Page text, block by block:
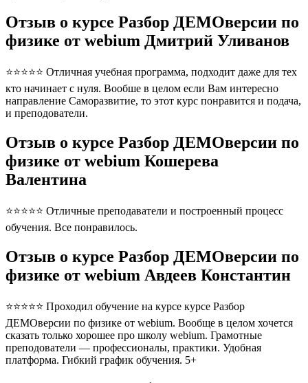
Отзыв о курсе Разбор ДЕМОверсии по
физике от webium Дмитрий Уливанов
⭐⭐⭐⭐⭐ Отличная учебная программа, подходит даже для тех
кто начинает с нуля. Вообше в целом если Вам интересно
направление Саморазвитие, то этот курс понравится и подача,
и преподователи.
Отзыв о курсе Разбор ДЕМОверсии по
физике от webium Кошерева
Валентина
⭐⭐⭐⭐⭐ Отличные преподаватели и построенный процесс
обучения. Все понравилось.
Отзыв о курсе Разбор ДЕМОверсии по
физике от webium Авдеев Константин
⭐⭐⭐⭐⭐ Проходил обучение на курсе курсе Разбор
ДЕМОверсии по физике от webium. Вообще в целом хочется
сказать только хорошее про школу webium. Грамотные
преподователи — профессионалы, практики. Удобная
платформа. Гибкий график обучения. 5+